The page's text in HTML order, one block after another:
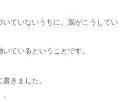
ていないうちに、脳がこうしてい
ているということです。
書きました。